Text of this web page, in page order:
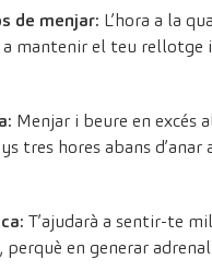
de menjar: L’hora a la
mantenir el teu rellotge
Menjar i beure en excés
tres hores abans
T’ajudarà a sentir-te
perquè en generar